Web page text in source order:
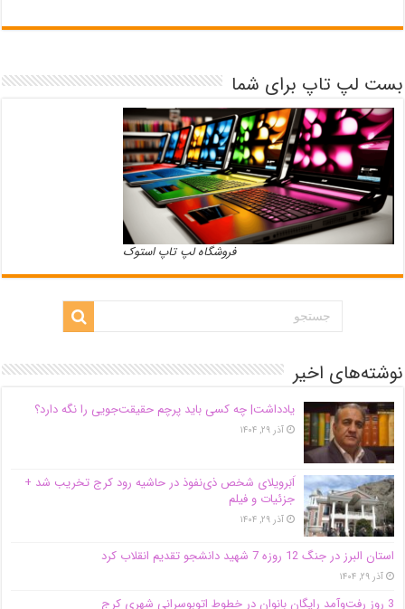
بست لپ تاپ برای شما
فروشگاه لپ تاپ استوک
نوشته‌های اخیر
یادداشت| ‌چه کسی باید پرچم حقیقت‌جویی را نگه دارد؟
آذر ۲۹, ۱۴۰۴
اَبَر‌ویلای شخص ذی‌نفوذ در حاشیه‌ رود کرج تخریب شد +
جزئیات و فیلم
آذر ۲۹, ۱۴۰۴
استان البرز در جنگ 12 روزه 7 شهید دانشجو تقدیم انقلاب کرد
آذر ۲۹, ۱۴۰۴
3 روز رفت‌وآمد رایگان بانوان در خطوط اتوبوسرانی شهری کرج